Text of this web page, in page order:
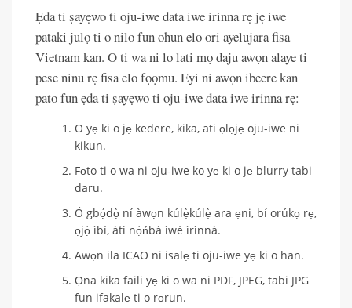
Ẹda ti ṣayẹwo ti oju-iwe data iwe irinna rẹ jẹ iwe
pataki julọ ti o nilo fun ohun elo ori ayelujara fisa
Vietnam kan. O ti wa ni lo lati mọ daju awọn alaye ti
pese ninu rẹ fisa elo fọọmu. Eyi ni awọn ibeere kan
pato fun ẹda ti ṣayẹwo ti oju-iwe data iwe irinna rẹ:
O yẹ ki o jẹ kedere, kika, ati ọlọjẹ oju-iwe ni
kikun.
Fọto ti o wa ni oju-iwe ko yẹ ki o jẹ blurry tabi
daru.
Ó gbọ́dọ̀ ní àwọn kúlẹ̀kúlẹ̀ ara ẹni, bí orúkọ rẹ,
ọjọ́ ìbí, àti nọ́ńbà ìwé ìrìnnà.
Awọn ila ICAO ni isalẹ ti oju-iwe yẹ ki o han.
Ọna kika faili yẹ ki o wa ni PDF, JPEG, tabi JPG
fun ifakalẹ ti o rọrun.